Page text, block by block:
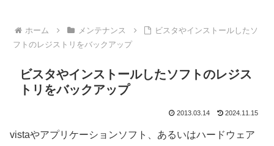
ホーム メンテナンス
ビスタやインストールしたソ
フトのレジストリをバックアップ
ビスタやインストールしたソフトのレジス
トリをバックアップ
2013.03.14 2024.11.15
vistaやアプリケーションソフト、あるいはハードウェア